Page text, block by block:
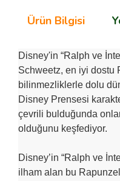
Ürün Bilgisi
Disney'in “Ralph ve
Schweetz, en iyi dostu
bilinmezliklerle dolu
Disney Prensesi
çevrili bulduğunda
olduğunu keşfediyor.
Disney’in “Ralph ve
ilham alan bu